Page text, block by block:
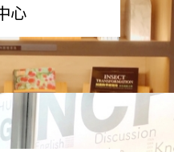
心